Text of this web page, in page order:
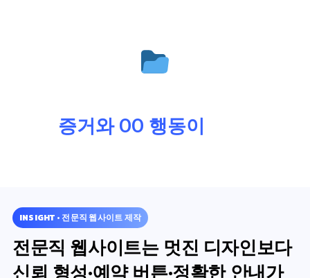
증거와 OO 행동이
INSIGHT • 전문직 웹사이트 제작
전문직 웹사이트는 멋진 디자인보다
신뢰 형성·예약 버튼·정확한 안내가